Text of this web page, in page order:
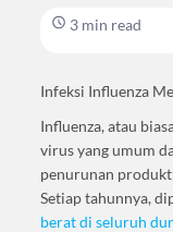
3 min read
Infeksi Influenza
Influenza, atau
virus yang umum
penurunan
Setiap tahunnya,
berat di seluruh